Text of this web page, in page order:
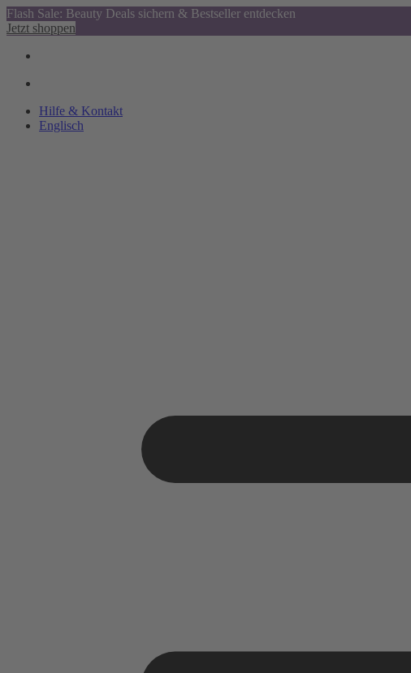
Flash Sale: Beauty Deals sichern & Bestseller entdecken
Jetzt shoppen
Hilfe & Kontakt
Englisch